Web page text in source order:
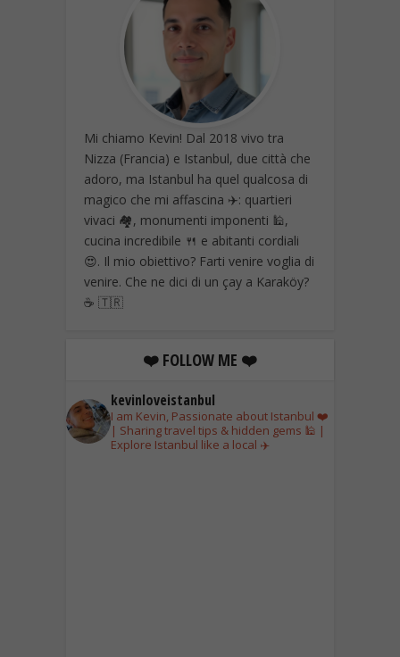
Mi chiamo Kevin! Dal 2018 vivo tra
Nizza (Francia) e Istanbul, due città che
adoro, ma Istanbul ha quel qualcosa di
magico che mi affascina ✈️: quartieri
vivaci 🏘️, monumenti imponenti 🕌,
cucina incredibile 🍴 e abitanti cordiali
😍. Il mio obiettivo? Farti venire voglia di
venire. Che ne dici di un çay a Karaköy?
☕ 🇹🇷
❤️ FOLLOW ME ❤️
kevinloveistanbul
I am Kevin, Passionate about Istanbul ❤️
| Sharing travel tips & hidden gems 🕌 |
Explore Istanbul like a local ✈️